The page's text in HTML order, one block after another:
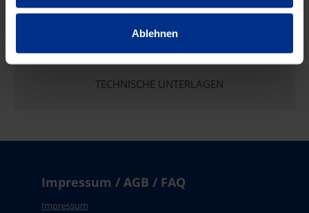
Ablehnen
EIGENSCHAFTEN
TECHNISCHE UNTERLAGEN
Impressum / AGB / FAQ
Impressum